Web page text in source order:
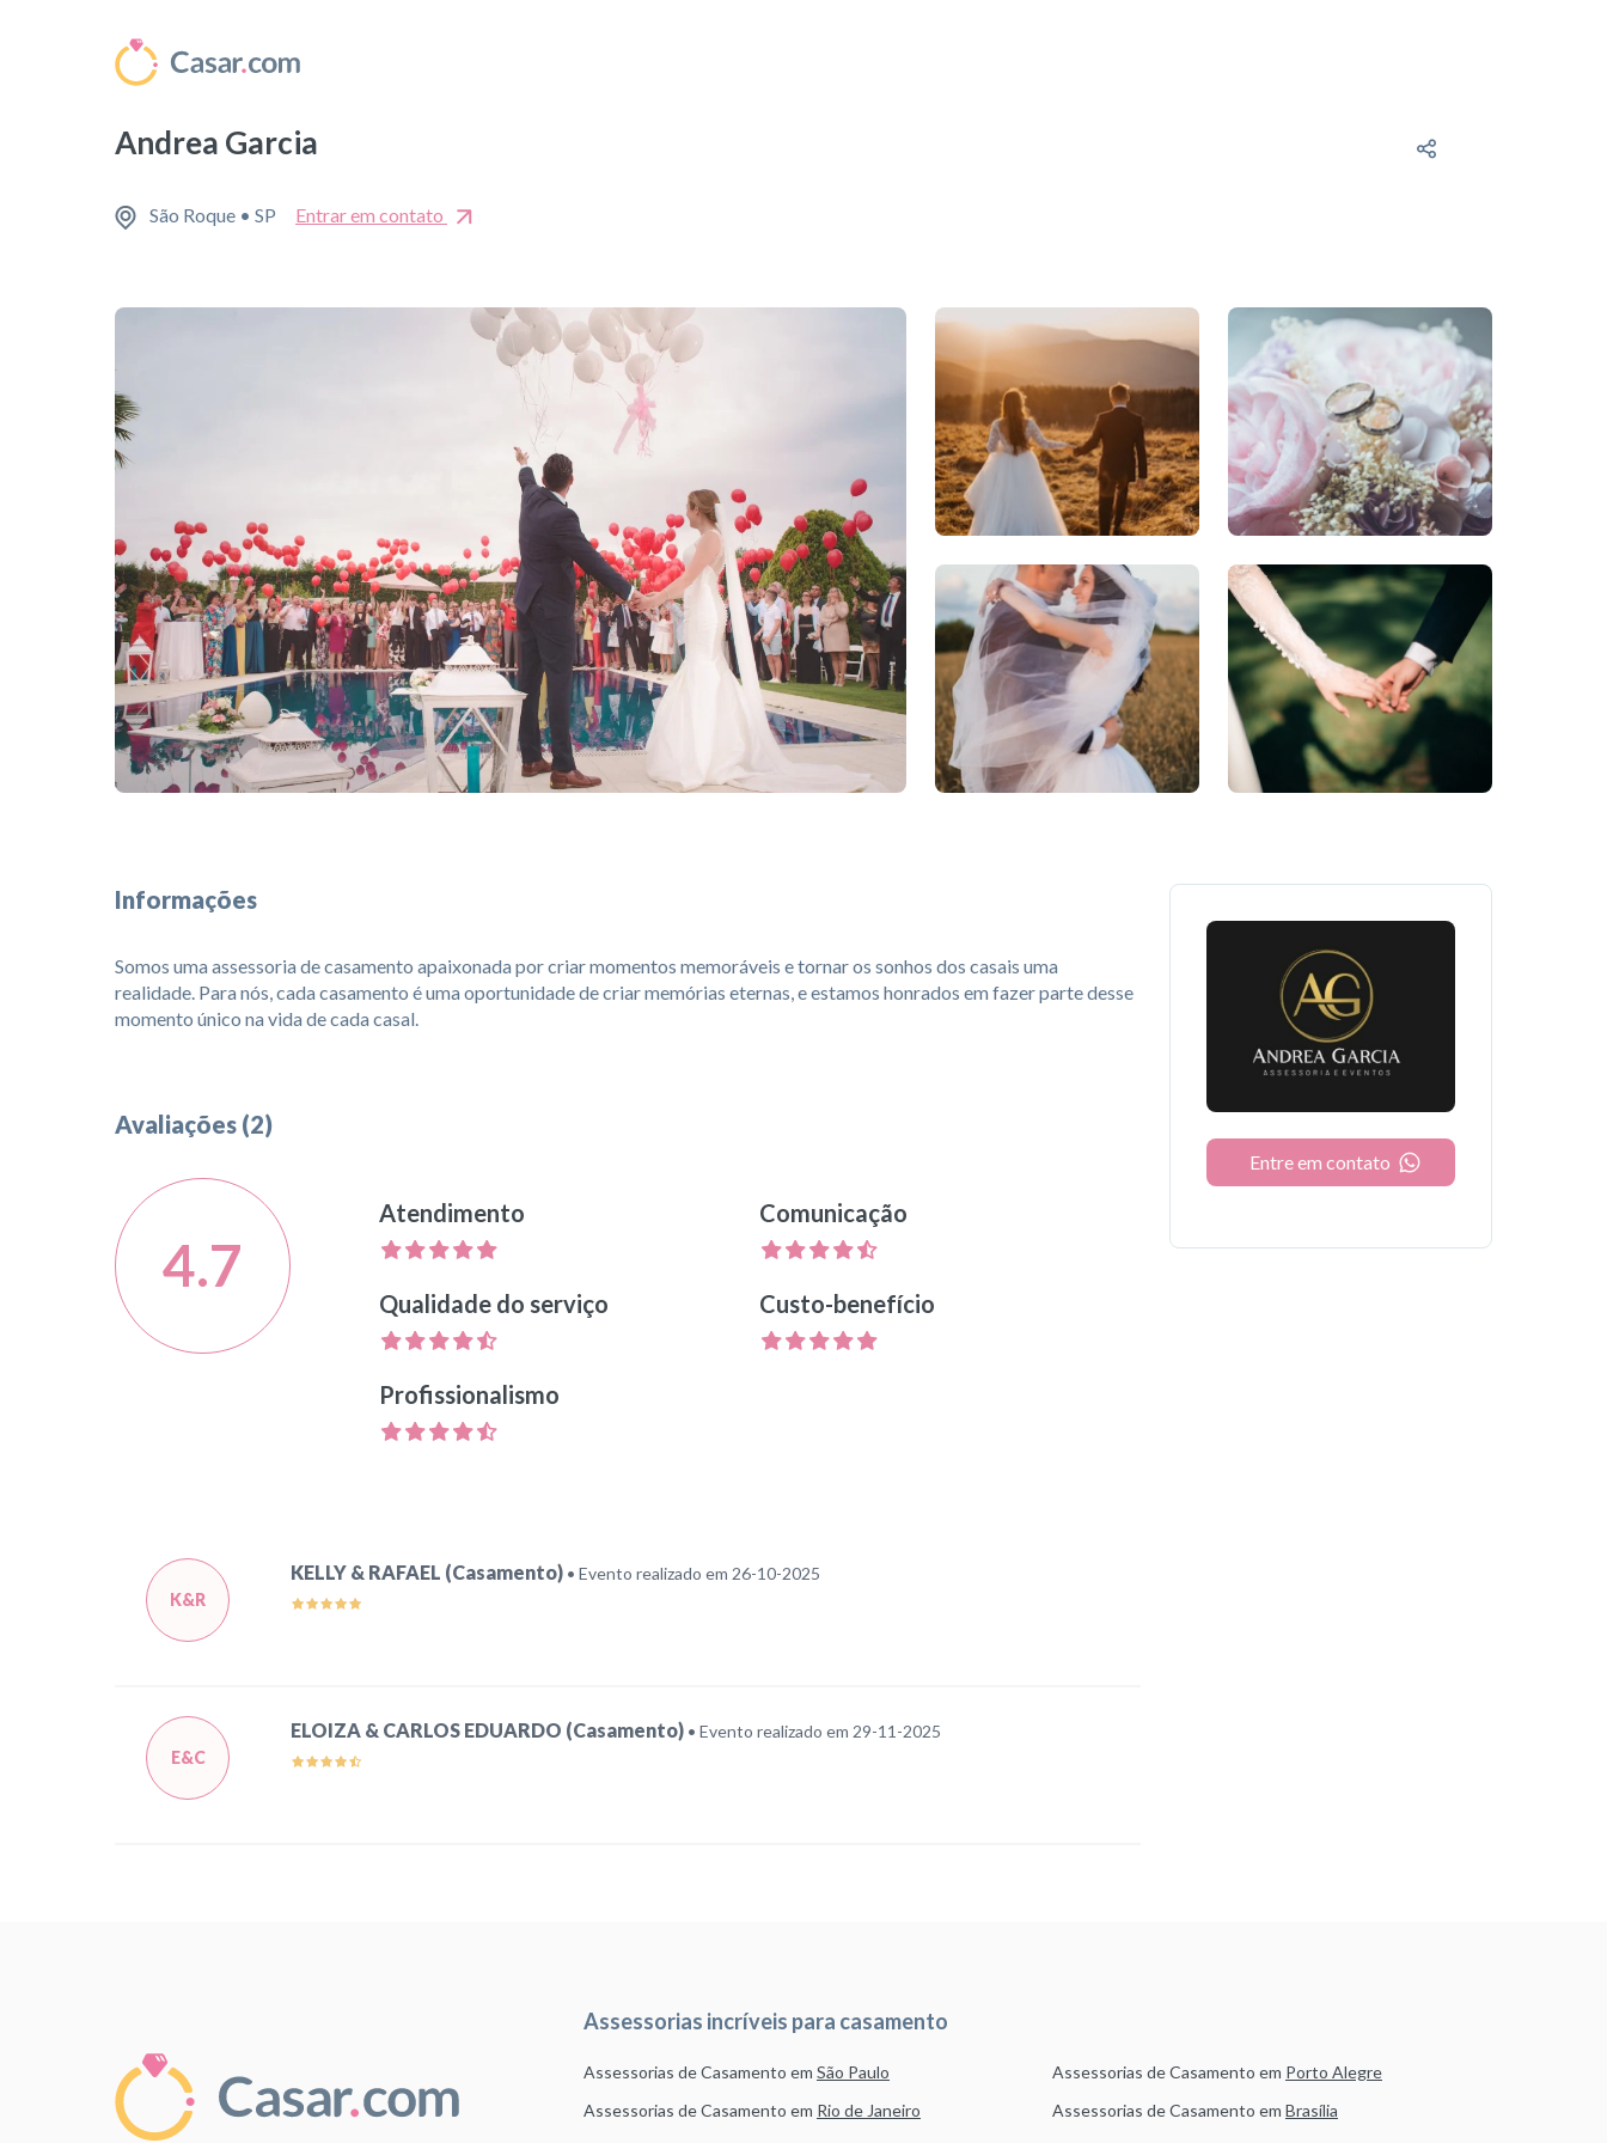
Andrea Garcia
São Roque • SP Entrar em contato
Informações
Somos uma assessoria de casamento apaixonada por criar momentos memoráveis e tornar os sonhos dos casais uma
realidade. Para nós, cada casamento é uma oportunidade de criar memórias eternas, e estamos honrados em fazer parte desse
momento único na vida de cada casal.
Avaliações (2)
4.7
Atendimento
Qualidade do serviço
Profissionalismo
Comunicação
Custo-benefício
K&R
KELLY & RAFAEL (Casamento) • Evento realizado em 26-10-2025
E&C
ELOIZA & CARLOS EDUARDO (Casamento) • Evento realizado em 29-11-2025
Entre em contato
Assessorias incríveis para casamento
Assessorias de Casamento em São Paulo
Assessorias de Casamento em Rio de Janeiro
Assessorias de Casamento em Porto Alegre
Assessorias de Casamento em Brasília